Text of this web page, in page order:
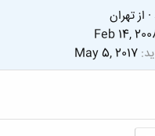
· ازتهران
Feb 14,
May 5, 2017